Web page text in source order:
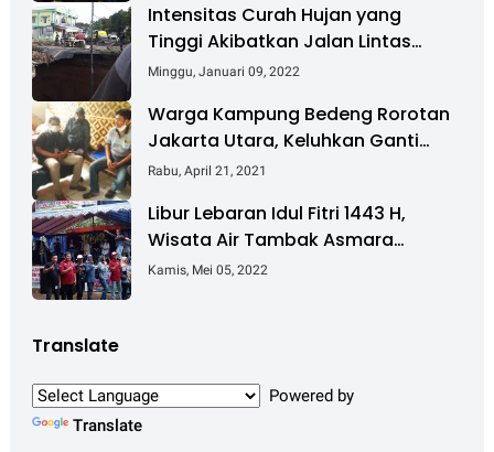
Intensitas Curah Hujan yang
Tinggi Akibatkan Jalan Lintas
Sumatera Nyaris Putus
Minggu, Januari 09, 2022
Warga Kampung Bedeng Rorotan
Jakarta Utara, Keluhkan Ganti
Rugi Pembebasan Lahan Tol
Rabu, April 21, 2021
Libur Lebaran Idul Fitri 1443 H,
Wisata Air Tambak Asmara
Kotabaru Dipadati Ribuan
Kamis, Mei 05, 2022
Translate
Powered by
Translate